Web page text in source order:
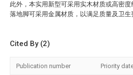
此外，本实用新型可采用实木材质或高密度
落地脚可采用金属材质，以满足质量及卫生
Cited By (2)
Publication number Priority